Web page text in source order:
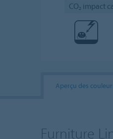
CO₂ impact
Aperçu des
Furniture